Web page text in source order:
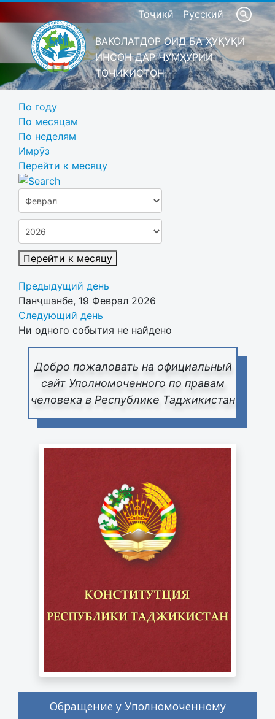
Тоҷикӣ Русский
ВАКОЛАТДОР ОИД БА ҲУҚУҚИ
ИНСОН ДАР ҶУМҲУРИИ
ТОҶИКИСТОН
Добро пожаловать на официальный
сайт Уполномоченного по правам
человека в Республике Таджикистан
Обращение у Уполномоченному
По году
По месяцам
По неделям
Имрӯз
Перейти к месяцу
Перейти к месяцу
Предыдущий день
Панҷшанбе, 19 Феврал 2026
Следующий день
Ни одного события не найдено